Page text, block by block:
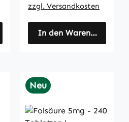
zzgl. Versandkosten
In den Warenkorb
Neu